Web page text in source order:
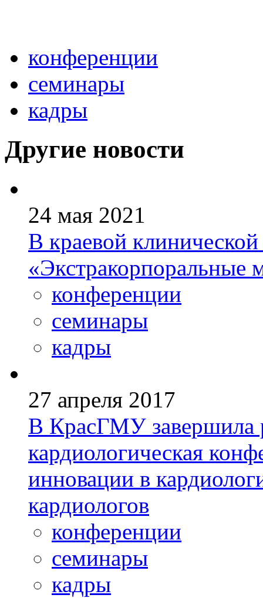
конференции
семинары
кадры
Другие новости
24 мая 2021
В краевой
«Экстракорпоральные
конференции
семинары
кадры
27 апреля 2017
В КрасГМУ завершила
кардиологическая
инновации в
кардиологов
конференции
семинары
кадры